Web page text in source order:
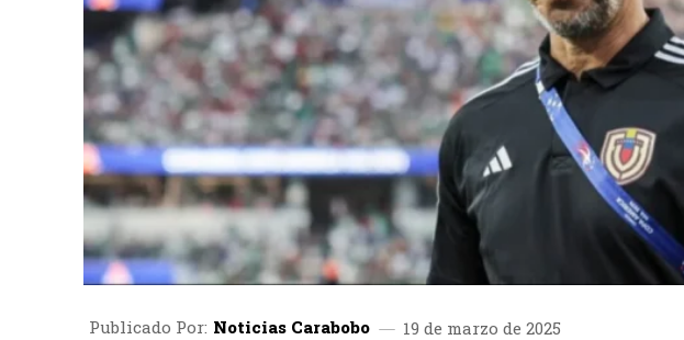
Publicado Por: Noticias Carabobo 19 de marzo de 2025